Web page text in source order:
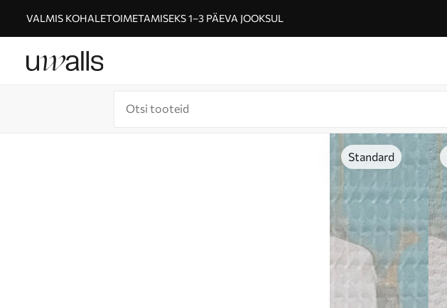
VALMIS KOHALETOIMETAMISEKS 1–3 PÄEVA JOOKSUL
Standard